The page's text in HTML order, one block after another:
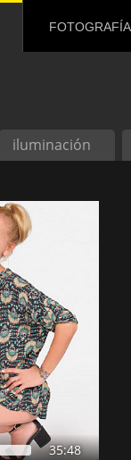
FOTOGRAFÍA
iluminación
35:48